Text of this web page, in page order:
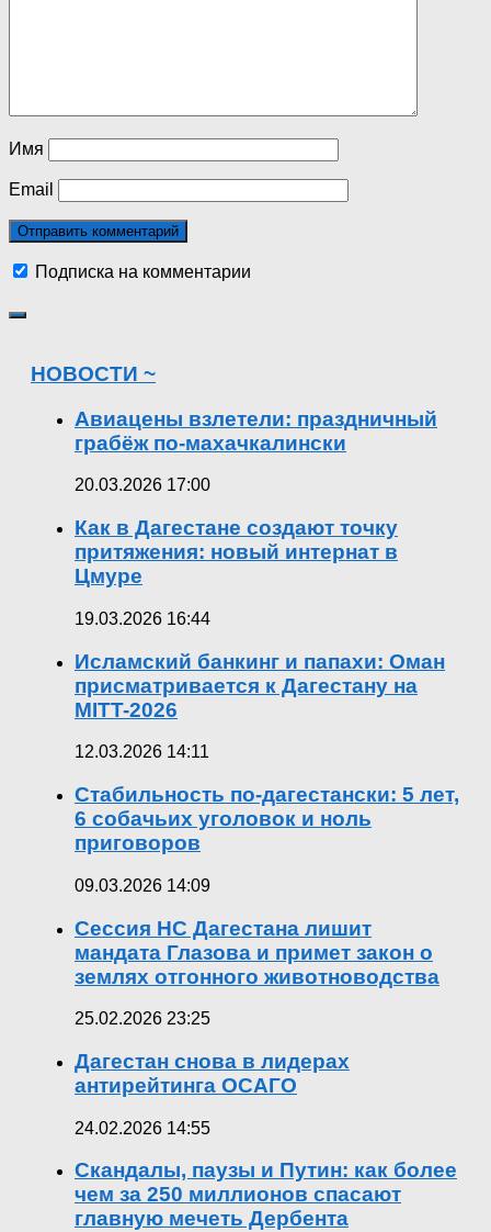
Имя
Email
Подписка на комментарии
НОВОСТИ ~
Авиацены взлетели: праздничный
грабёж по-махачкалински
20.03.2026 17:00
Как в Дагестане создают точку
притяжения: новый интернат в
Цмуре
19.03.2026 16:44
Исламский банкинг и папахи: Оман
присматривается к Дагестану на
MITT-2026
12.03.2026 14:11
Стабильность по-дагестански: 5 лет,
6 собачьих уголовок и ноль
приговоров
09.03.2026 14:09
Сессия НС Дагестана лишит
мандата Глазова и примет закон о
землях отгонного животноводства
25.02.2026 23:25
Дагестан снова в лидерах
антирейтинга ОСАГО
24.02.2026 14:55
Скандалы, паузы и Путин: как более
чем за 250 миллионов спасают
главную мечеть Дербента